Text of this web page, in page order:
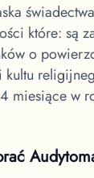
które: są
o
miesiące w